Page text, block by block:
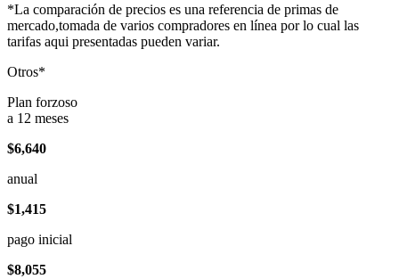
*La comparación de precios es una referencia de primas de
mercado,tomada de varios compradores en línea por lo cual las
tarifas aqui presentadas pueden variar.
Otros*
Plan forzoso
a 12 meses
$6,640
anual
$1,415
pago inicial
$8,055